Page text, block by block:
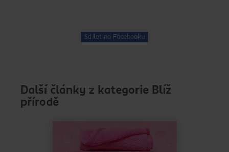
Sdílet na Facebooku
Další články z kategorie Blíž
přírodě